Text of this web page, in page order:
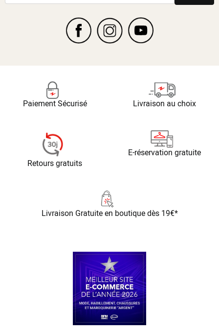
Paiement Sécurisé Livraison au choix
Retours gratuits
E-réservation gratuite
Livraison Gratuiteen boutique dès 19€*